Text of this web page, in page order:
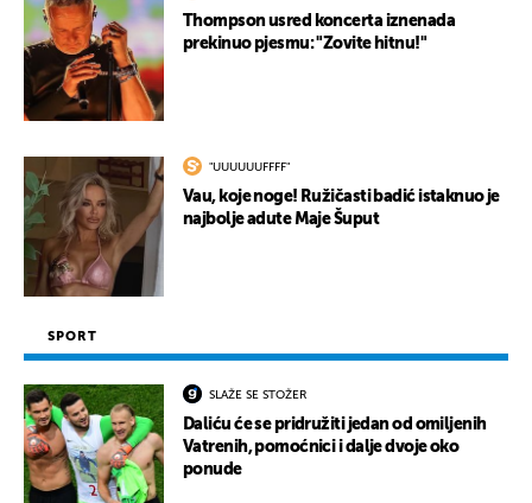
Thompson usred koncerta iznenada
prekinuo pjesmu: "Zovite hitnu!"
"UUUUUUFFFF"
Vau, koje noge! Ružičasti badić istaknuo je
najbolje adute Maje Šuput
SPORT
SLAŽE SE STOŽER
Daliću će se pridružiti jedan od omiljenih
Vatrenih, pomoćnici i dalje dvoje oko
ponude
UKLJUČITE NOTIFIKACIJE